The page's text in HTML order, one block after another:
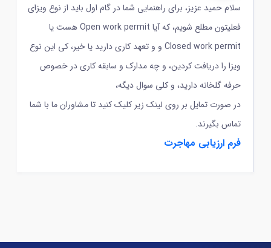
سلام حمید عزیز، برای راهنمایی شما در گام اول باید از نوع ویزای
فعلیتون مطلع شویم، که آیا Open work permit هست یا
Closed work permit و و تعهد کاری دارید یا خیر، کی این نوع
ویزا را دریافت کردین، و چه مدارک و سابقه کاری در خصوص
حرفه گلخانه دارید، و کلی سوال دیگه،
در صورت تمایل بر روی لینک زیر کلیک کنید تا مشاوران ما با شما
تماس بگیرند.
فرم ارزیابی مهاجرت